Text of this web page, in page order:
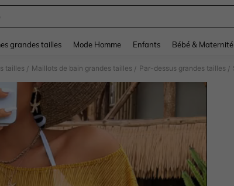
grandes tailles Mode Homme Enfants Bébé & Maternité
tailles / Maillots de bain grandes tailles / Par-dessus grandes tailles /